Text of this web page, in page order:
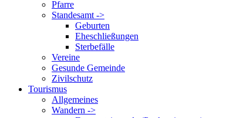
Pfarre
Standesamt ->
Geburten
Eheschließungen
Sterbefälle
Vereine
Gesunde Gemeinde
Zivilschutz
Tourismus
Allgemeines
Wandern ->